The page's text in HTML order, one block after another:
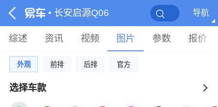
• 长安启源Q06 导航
综述 资讯 视频 图片 参数 报价
外观 前排 后排 官方
选择车款